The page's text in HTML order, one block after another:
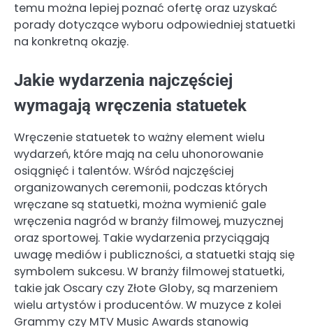
temu można lepiej poznać ofertę oraz uzyskać
porady dotyczące wyboru odpowiedniej statuetki
na konkretną okazję.
Jakie wydarzenia najczęściej
wymagają wręczenia statuetek
Wręczenie statuetek to ważny element wielu
wydarzeń, które mają na celu uhonorowanie
osiągnięć i talentów. Wśród najczęściej
organizowanych ceremonii, podczas których
wręczane są statuetki, można wymienić gale
wręczenia nagród w branży filmowej, muzycznej
oraz sportowej. Takie wydarzenia przyciągają
uwagę mediów i publiczności, a statuetki stają się
symbolem sukcesu. W branży filmowej statuetki,
takie jak Oscary czy Złote Globy, są marzeniem
wielu artystów i producentów. W muzyce z kolei
Grammy czy MTV Music Awards stanowią